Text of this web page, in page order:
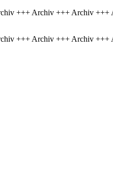
+++ Archiv +++ Archiv
+++ Archiv +++ Archiv